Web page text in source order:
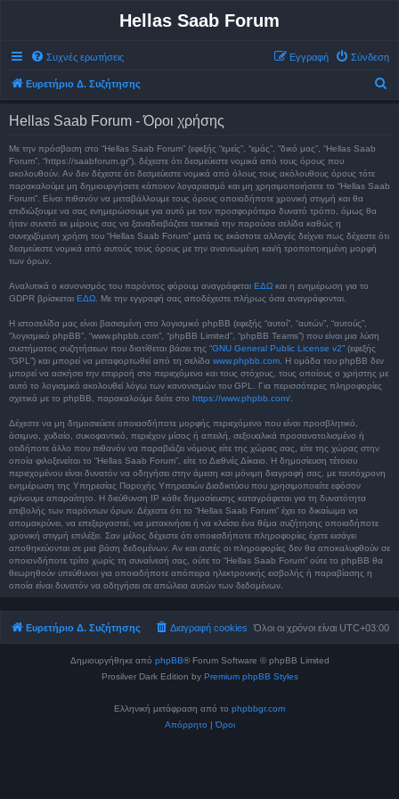
Hellas Saab Forum
Συχνές ερωτήσεις Σύνδεση
Εγγραφή
Ευρετήριο Δ. Συζήτησης
τ
σ
Hellas Saab Forum - Όροι χρήσης
Με την πρόσβαση στο “Hellas Saab Forum” (εφεξής “εμείς”, “εμάς”, “δικό μας”, “Hellas Saab
Forum”, “https://saabforum.gr”), δέχεστε ότι δεσμεύεστε νομικά από τους όρους που
ακολουθούν. Αν δεν δέχεστε ότι δεσμεύεστε νομικά από όλους τους ακόλουθους όρους τότε
παρακαλούμε μη δημιουργήσετε κάποιον λογαριασμό και μη χρησιμοποιήσετε το “Hellas Saab
Forum”. Είναι πιθανόν να μεταβάλλουμε τους όρους οποιαδήποτε χρονική στιγμή και θα
επιδιώξουμε να σας ενημερώσουμε για αυτό με τον προσφορότερο δυνατό τρόπο, όμως θα
ήταν συνετό εκ μέρους σας να ξαναδιαβάζετε τακτικά την παρούσα σελίδα καθώς η
συνεχιζόμενη χρήση του “Hellas Saab Forum” μετά τις εκάστοτε αλλαγές δείχνει πως δέχεστε ότι
δεσμεύεστε νομικά από αυτούς τους όρους με την ανανεωμένη και/ή τροποποιημένη μορφή
των όρων.
Αναλυτικά ο κανονισμός του παρόντος φόρουμ αναγράφεται ΕΔΩ και η ενημέρωση για το
GDPR βρίσκεται ΕΔΩ . Με την εγγραφή σας αποδέχεστε πλήρως όσα αναγράφονται.
Η ιστοσελίδα μας είναι βασισμένη στο λογισμικό phpBB (εφεξής “αυτοί”, “αυτών”, “αυτούς”,
“λογισμικό phpBB”, “www.phpbb.com”, “phpBB Limited”, “phpBB Teams”) που είναι μια λύση
συστήματος συζητήσεων που διατίθεται βάσει της “GNU General Public License v2” (εφεξής
“GPL”) και μπορεί να μεταφορτωθεί από τη σελίδα www.phpbb.com . Η ομάδα του phpBB δεν
μπορεί να ασκήσει την επιρροή στο περιεχόμενο και τους στόχους, τους οποίους ο χρήστης με
αυτό το λογισμικό ακολουθεί λόγω των κανονισμών του GPL. Για περισσότερες πληροφορίες
σχετικά με το phpBB, παρακαλούμε δείτε στο https://www.phpbb.com/
Δέχεστε να μη δημοσιεύετε οποιασδήποτε μορφής περιεχόμενο που είναι προσβλητικό,
άσεμνο, χυδαίο, συκοφαντικό, περιέχον μίσος ή απειλή, σεξουαλικά προσανατολισμένο ή
οτιδήποτε άλλο που πιθανόν να παραβιάζει νόμους είτε της χώρας σας, είτε της χώρας στην
οποία φιλοξενείται το “Hellas Saab Forum”, είτε το Διεθνές Δίκαιο. Η δημοσίευση τέτοιου
περιεχομένου είναι δυνατόν να οδηγήσει στην άμεση και μόνιμη διαγραφή σας, με ταυτόχρονη
ενημέρωση της Υπηρεσίας Παροχής Υπηρεσιών Διαδικτύου που χρησιμοποιείτε εφόσον
κρίνουμε απαραίτητο. Η διεύθυνση IP κάθε δημοσίευσης καταγράφεται για τη δυνατότητα
επιβολής των παρόντων όρων. Δέχεστε ότι το “Hellas Saab Forum” έχει το δικαίωμα να
απομακρύνει, να επεξεργαστεί, να μετακινήσει ή να κλείσει ένα θέμα συζήτησης οποιαδήποτε
χρονική στιγμή επιλέξει. Σαν μέλος δέχεστε ότι οποιεσδήποτε πληροφορίες έχετε εισάγει
αποθηκεύονται σε μια βάση δεδομένων. Αν και αυτές οι πληροφορίες δεν θα αποκαλυφθούν σε
οποιονδήποτε τρίτο χωρίς τη συναίνεσή σας, ούτε το “Hellas Saab Forum” ούτε το phpBB θα
θεωρηθούν υπεύθυνοι για οποιαδήποτε απόπειρα ηλεκτρονικής εισβολής ή παραβίασης η
οποία είναι δυνατόν να οδηγήσει σε απώλεια αυτών των δεδομένων.
Ευρετήριο Δ. Συζήτησης Όλοι οι χρόνοι είναι UTC+03:00
Διαγραφή cookies
Δημιουργήθηκε από phpBB® Forum Software © phpBB Limited
Prosilver Dark Edition by Premium phpBB Styles
Ελληνική μετάφραση από το phpbbgr.com
Απόρρητο |Όροι